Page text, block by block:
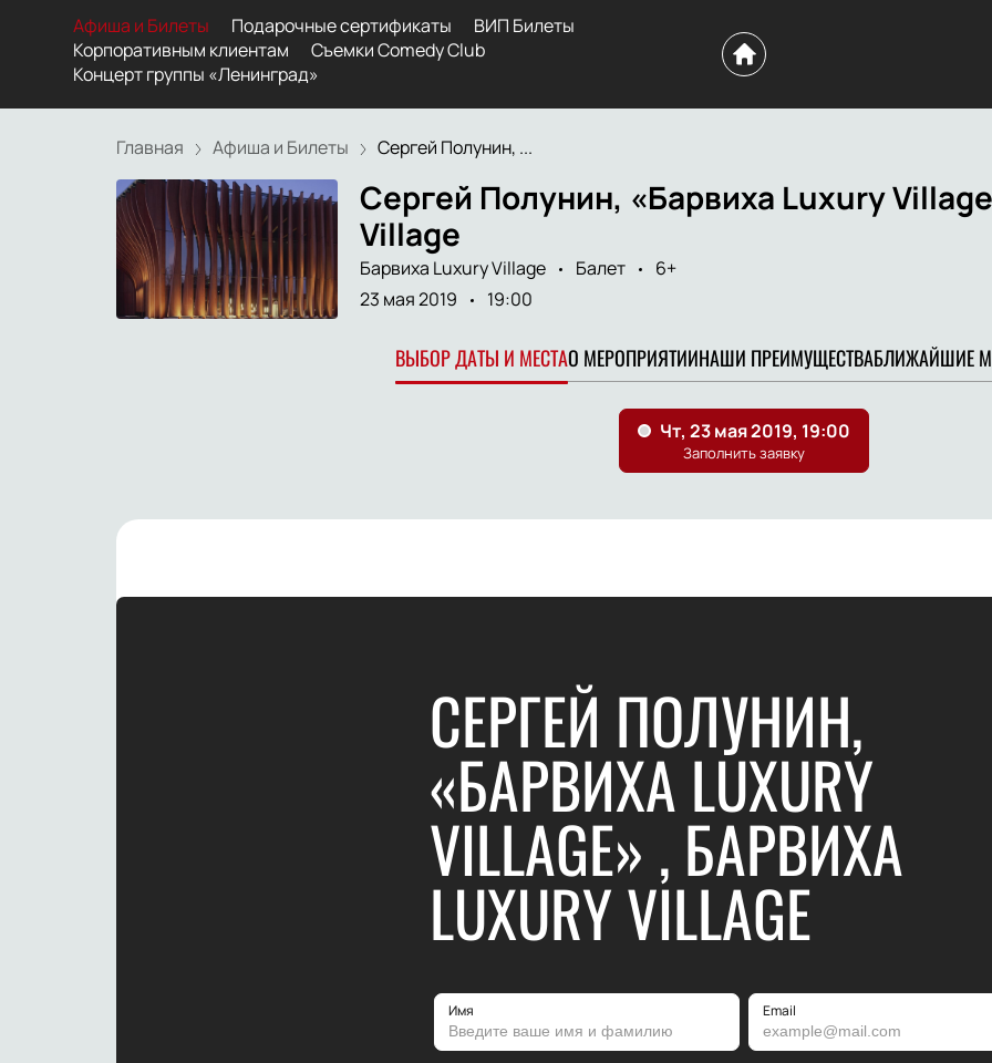
Афиша и Билеты Подарочные сертификаты
ВИП Билеты
Корпоративным клиентам
Съемки Comedy Club
Концерт группы «Ленинград»
Главная Афиша и Билеты Сергей Полунин, ...
Сергей Полунин, «Барвиха Luxury
Village
Барвиха Luxury Village Балет
6+
23 мая 2019
19:00
ВЫБОР ДАТЫ И МЕСТАО МЕРОПРИЯТИИНАШИ ПРЕИМУЩЕСТВАБЛИЖАЙШИЕ
СЕРГЕЙ ПОЛУНИН,
«БАРВИХА LUXURY
VILLAGE» , БАРВИХА
LUXURY VILLAGE
Имя Email